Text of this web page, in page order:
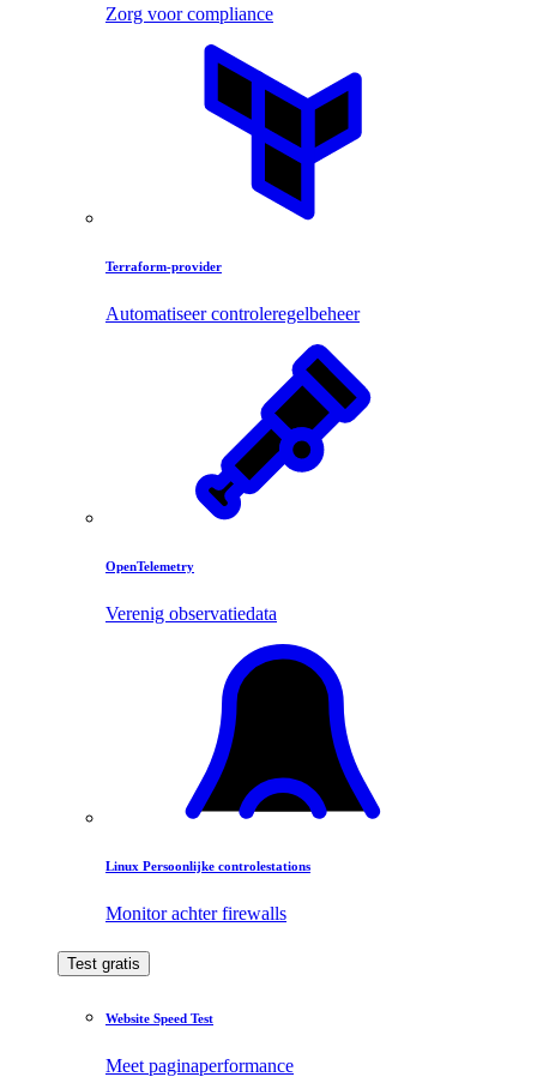
Zorg voor compliance
Terraform-provider
Automatiseer controleregelbeheer
OpenTelemetry
Verenig observatiedata
Linux Persoonlijke controlestations
Monitor achter firewalls
Test gratis
Website Speed Test
Meet paginaperformance